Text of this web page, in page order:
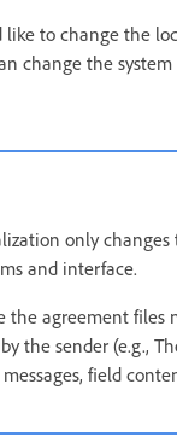
like to change the
change the
only
and interface.
the agreement files
the sender (e.g.,
field